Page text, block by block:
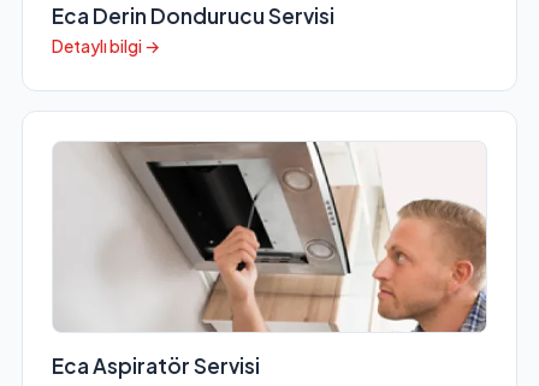
Eca Derin Dondurucu Servisi
Detaylı bilgi →
Eca Aspiratör Servisi